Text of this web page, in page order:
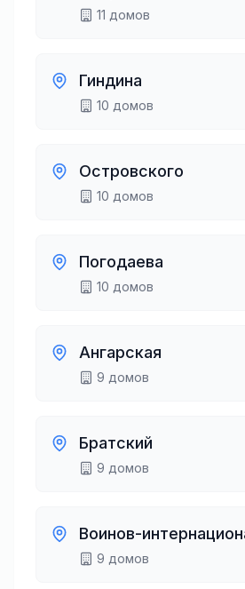
11 домов
Гиндина
10 домов
Островского
10 домов
Погодаева
10 домов
Ангарская
9 домов
Братский
9 домов
Воинов-
9 домов